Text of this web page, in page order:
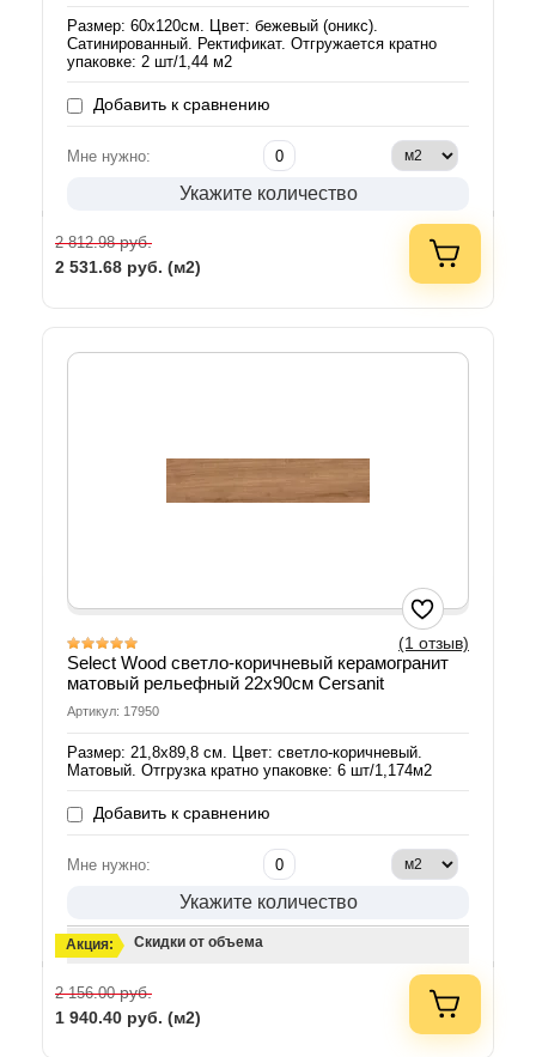
Размер: 60х120см. Цвет: бежевый (оникс).
Сатинированный. Ректификат. Отгружается кратно
упаковке: 2 шт/1,44 м2
Добавить к сравнению
Мне нужно:
Укажите количество
2 812.98руб.
2 531.68 руб. (м2)
(1 отзыв)
Select Wood светло-коричневый керамогранит
матовый рельефный 22x90см Cersanit
Артикул: 17950
Размер: 21,8x89,8 см. Цвет: светло-коричневый.
Матовый. Отгрузка кратно упаковке: 6 шт/1,174м2
Добавить к сравнению
Мне нужно:
Укажите количество
Акция: Скидки от объема
2 156.00руб.
1 940.40 руб. (м2)